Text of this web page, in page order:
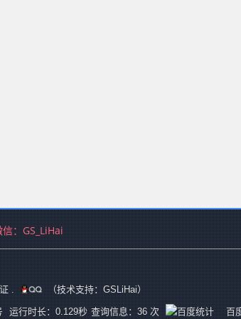
：GS_LiHai
. （技术支持：GSLiHai）
运行时长：0.129秒 查询信息：36 次 百